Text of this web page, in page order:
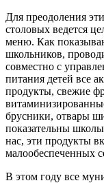
Для преодоления
столовых ведется
меню. Как
школьников,
совместно с
питания детей все
продукты, свежие
брусники, отвары
показательны
нас, эти продукты
малообеспеченных
В этом году все